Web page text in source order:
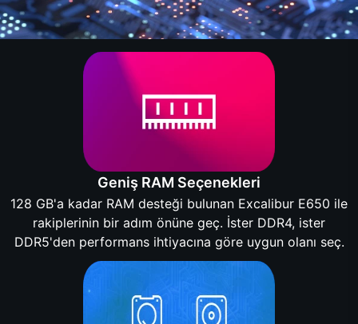
Geniş RAM Seçenekleri
128 GB'a kadar RAM desteği bulunan Excalibur E650 ile
rakiplerinin bir adım önüne geç. İster DDR4, ister
DDR5'den performans ihtiyacına göre uygun olanı seç.